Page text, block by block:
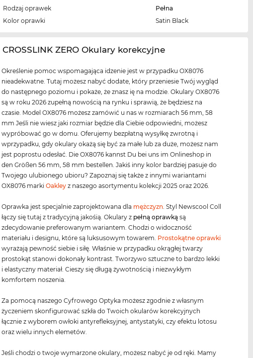
Rodzaj oprawek
Pełna
Kolor oprawki
Satin Black
‌CROSSLINK ZERO Okulary korekcyjne
Określenie pomoc wspomagająca idzenie jest w przypadku OX8076
nieadekwatne. Tutaj możesz nabyć dodate, który przeniesie Twój wygląd
do następnego poziomu i pokaże, że znasz ię na modzie. Okulary OX8076
są w roku 2026 zupełną nowością na rynku i sprawią, że będziesz na
czasie. Model OX8076 możesz zamówić u nas w rozmiarach 56 mm, 58
mm Jeśli nie wiesz jaki rozmiar będzie dla Ciebie odpowiedni, możesz
wypróbować go w domu. Oferujemy bezpłatną wysyłkę zwrotną i
wprzypadku, gdy okulary okażą się być za małe lub za duże, możesz nam
jest poprostu odesłać. Die OX8076 kannst Du bei uns im Onlineshop in
den Größen 56 mm, 58 mm bestellen. Jakiś inny kolor bardziej pasuje do
Twojego ulubionego ubioru? Zapoznaj się także z innymi wariantami
OX8076 markiOakley z naszego asortymentu kolekcji 2025 oraz 2026.
Oprawka jest specjalnie zaprojektowana dla mężczyzn . Styl Newscool Coll
łączy się tutaj z tradycyjną jakośią. Okulary z pełną oprawką są
zdecydowanie preferowanym wariantem. Chodzi o widoczność
materiału i designu, które są luksusowym towarem. Prostokątne oprawki
wyrażają pewność siebie i siłę. Właśnie w przypadku okrągłej twarzy
prostokąt stanowi dokonały kontrast. Tworzywo sztuczne to bardzo lekki
i elastyczny materiał. Cieszy się długą żywotnością i niezwykłym
komfortem noszenia.
Za pomocą naszego Cyfrowego Optyka możesz zgodnie z własnym
życzeniem skonfigurować szkła do Twoich okularów korekcyjnych
łącznie z wyborem owłoki antyrefleksyjnej, antystatyki, czy efektu lotosu
oraz wielu innych elemetów.
Jeśli chodzi o twoje wymarzone okulary, możesz nabyć je od ręki. Mamy